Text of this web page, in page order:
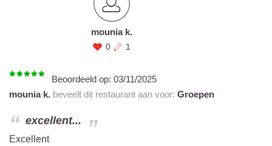
mounia k.
0 1
Beoordeeld op: 03/11/2025
mounia k. beveelt dit restaurant aan voor: Groepen
excellent...
Excellent